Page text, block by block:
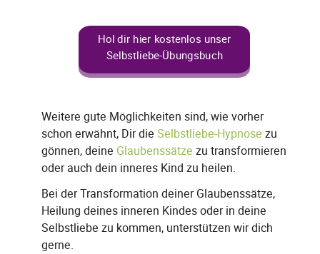
Hol dir hier kostenlos unser
Selbstliebe-Übungsbuch
Weitere gute Möglichkeiten sind, wie vorher
schon erwähnt, Dir die Selbstliebe-Hypnose zu
gönnen, deine Glaubenssätze zu transformieren
oder auch dein inneres Kind zu heilen.
Bei der Transformation deiner Glaubenssätze,
Heilung deines inneren Kindes oder in deine
Selbstliebe zu kommen, unterstützen wir dich
gerne.